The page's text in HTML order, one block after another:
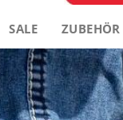
SALE ZUBEHÖR